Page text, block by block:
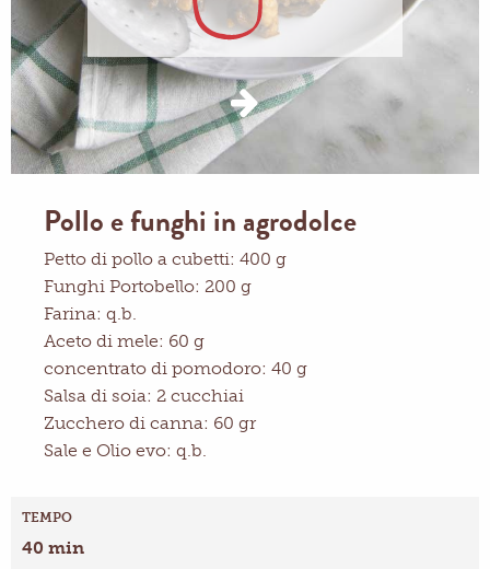
Pollo e funghi in agrodolce
Petto di pollo a cubetti: 400 g
Funghi Portobello: 200 g
Farina: q.b.
Aceto di mele: 60 g
concentrato di pomodoro: 40 g
Salsa di soia: 2 cucchiai
Zucchero di canna: 60 gr
Sale e Olio evo: q.b.
TEMPO
40 min